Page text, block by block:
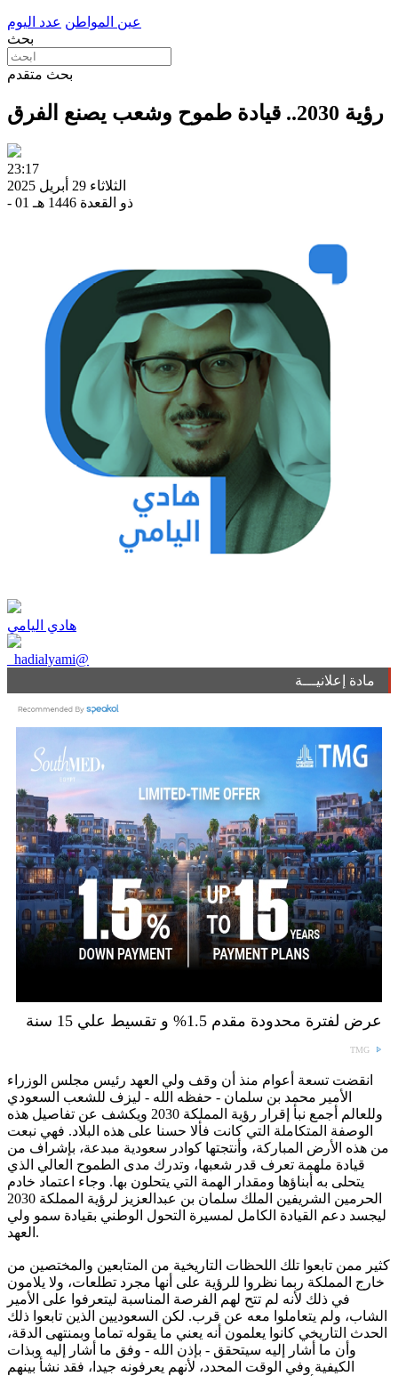
عين المواطن عدد اليوم
بحث
بحث متقدم
رؤية 2030.. قيادة طموح وشعب يصنع الفرق
23:17
الثلاثاء 29 أبريل 2025
- 01 ذو القعدة 1446 هـ
هادي اليامي
_hadialyami@
مادة إعلانيـــة
عرض لفترة محدودة مقدم 1.5% و تقسيط علي 15 سنة
TMG
انقضت تسعة أعوام منذ أن وقف ولي العهد رئيس مجلس الوزراء
الأمير محمد بن سلمان - حفظه الله - ليزف للشعب السعودي
وللعالم أجمع نبأ إقرار رؤية المملكة 2030 ويكشف عن تفاصيل هذه
الوصفة المتكاملة التي كانت فألا حسنا على هذه البلاد. فهي نبعت
من هذه الأرض المباركة، وأنتجتها كوادر سعودية مبدعة، بإشراف من
قيادة ملهمة تعرف قدر شعبها، وتدرك مدى الطموح العالي الذي
يتحلى به أبناؤها ومقدار الهمة التي يتحلون بها. وجاء اعتماد خادم
الحرمين الشريفين الملك سلمان بن عبدالعزيز لرؤية المملكة 2030
ليجسد دعم القيادة الكامل لمسيرة التحول الوطني بقيادة سمو ولي
العهد.
كثير ممن تابعوا تلك اللحظات التاريخية من المتابعين والمختصين من
خارج المملكة ربما نظروا للرؤية على أنها مجرد تطلعات، ولا يلامون
في ذلك لأنه لم تتح لهم الفرصة المناسبة ليتعرفوا على الأمير
الشاب، ولم يتعاملوا معه عن قرب. لكن السعوديين الذين تابعوا ذلك
الحدث التاريخي كانوا يعلمون أنه يعني ما يقوله تماما وبمنتهى الدقة،
وأن ما أشار إليه سيتحقق - بإذن الله - وفق ما أشار إليه وبذات
الكيفية وفي الوقت المحدد، لأنهم يعرفونه جيدا، فقد نشأ بينهم